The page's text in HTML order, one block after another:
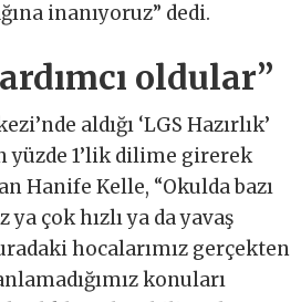
inanıyoruz” dedi.
oldular”
aldığı ‘LGS Hazırlık’
yüzde 1’lik dilime girerek
Hanife Kelle, “Okulda bazı
ya çok hızlı ya da yavaş
hocalarımız gerçekten
konuları